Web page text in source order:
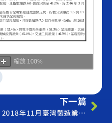
縮放 100%
下一篇
2018年11月臺灣製造業採購經理人指數